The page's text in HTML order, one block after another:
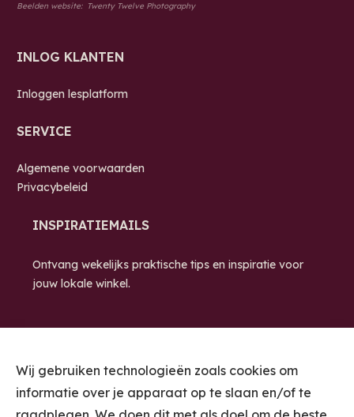
Wij gebruiken technologieën zoals cookies om
informatie over je apparaat op te slaan en/of te
Beelden website: Twenty Twelve Photography
INLOG KLANTEN
Inloggen lesplatform
SERVICE
Algemene voorwaarden
Privacybeleid
INSPIRATIEMAILS
Ontvang wekelijks praktische tips en inspiratie voor
jouw lokale winkel.